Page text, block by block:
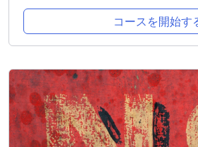
コースを開始す